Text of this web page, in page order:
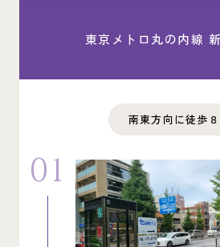
東京メトロ丸の内線
南東方向に徒歩
01